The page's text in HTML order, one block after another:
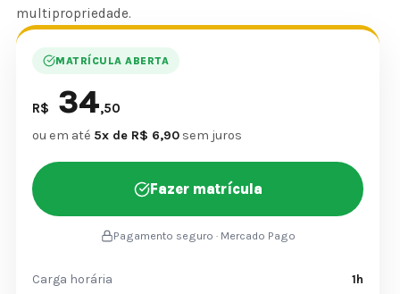
multipropriedade.
MATRÍCULA ABERTA
R$ 34,50
ou em até 5x de R$ 6,90 sem juros
Fazer matrícula
Pagamento seguro · Mercado Pago
Carga horária 1h